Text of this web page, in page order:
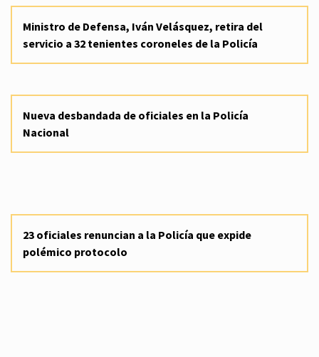
Ministro de Defensa, Iván Velásquez, retira del
servicio a 32 tenientes coroneles de la Policía
Nueva desbandada de oficiales en la Policía
Nacional
23 oficiales renuncian a la Policía que expide
polémico protocolo